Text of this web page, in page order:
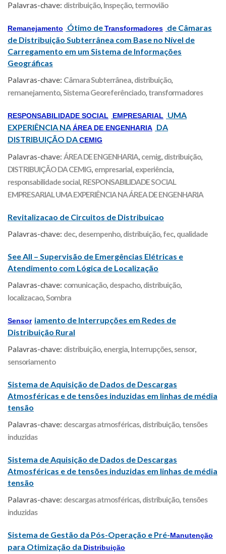
Palavras-chave: distribuição, Inspeção, termovião
Remanejamento Ótimo deTransformadores de Câmaras
de Distribuição Subterrânea com Base no Nível de
Carregamento em um Sistema de Informações
Geográficas
Palavras-chave: Câmara Subterrânea, distribuição,
remanejamento,Sistema Georeferênciado, transformadores
RESPONSABILIDADE SOCIAL EMPRESARIAL
UMA
EXPERIÊNCIA NAÁREA DE ENGENHARIA DA
DISTRIBUIÇÃO DACEMIG
Palavras-chave: ÁREA DE ENGENHARIA, cemig, distribuição,
DISTRIBUIÇÃO DA CEMIG, empresarial, experiência,
responsabilidade social, RESPONSABILIDADE SOCIAL
EMPRESARIAL UMA EXPERIÊNCIA NA ÁREA DE ENGENHARIA
Revitalizacao de Circuitos de Distribuicao
Palavras-chave: dec, desempenho, distribuição, fec, qualidade
See All – Supervisão de Emergências Elétricas e
Atendimento com Lógica de Localização
Palavras-chave: comunicação, despacho, distribuição,
localizacao,Sombra
Sensor iamento de Interrupções em Redes de
Distribuição Rural
Palavras-chave: distribuição, energia, Interrupções, sensor,
sensoriamento
Sistema de Aquisição de Dados de Descargas
Atmosféricas e de tensões induzidas em linhas de média
tensão
Palavras-chave: descargas atmosféricas, distribuição, tensões
induzidas
Sistema de Aquisição de Dados de Descargas
Atmosféricas e de tensões induzidas em linhas de média
tensão
Palavras-chave: descargas atmosféricas, distribuição, tensões
induzidas
Sistema de Gestão da Pós-Operação e Pré-Manutenção
para Otimização da Distribuição